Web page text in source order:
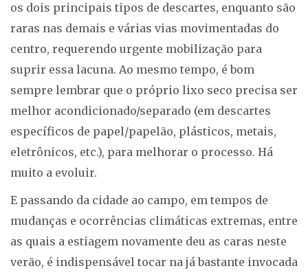
os dois principais tipos de descartes, enquanto são
raras nas demais e várias vias movimentadas do
centro, requerendo urgente mobilização para
suprir essa lacuna. Ao mesmo tempo, é bom
sempre lembrar que o próprio lixo seco precisa ser
melhor acondicionado/separado (em descartes
específicos de papel/papelão, plásticos, metais,
eletrônicos, etc.), para melhorar o processo. Há
muito a evoluir.
E passando da cidade ao campo, em tempos de
mudanças e ocorrências climáticas extremas, entre
as quais a estiagem novamente deu as caras neste
verão, é indispensável tocar na já bastante invocada